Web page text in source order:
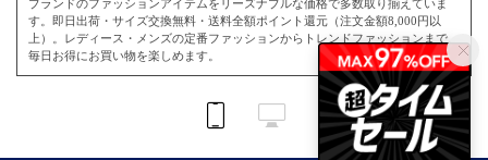
ブランドのファッションアイテムをリーズナブルな価格で多数取り揃えていま
す。即日出荷・サイズ交換無料・送料全額ポイント還元（注文金額8,000円以
上）。レディース・メンズの定番ファッションからトレンドファッションまで、
毎日お得にお買い物を楽しめます。